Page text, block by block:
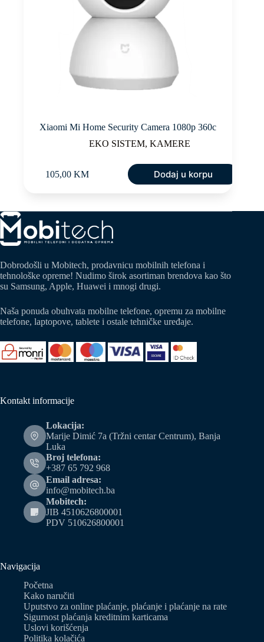
Xiaomi Mi Home Security Camera 1080p 360c
EKO SISTEM,KAMERE
105,00 KM Dodaj u korpu
Dobrodošli u Mobitech, prodavnicu mobilnih telefona i
tehnološke opreme! Nudimo širok asortiman brendova kao što
su Samsung, Apple, Huawei i mnogi drugi.
Naša ponuda obuhvata mobilne telefone, opremu za mobilne
telefone, laptopove, tablete i ostale tehničke uređaje.
Kontakt informacije
Lokacija:
Marije Dimić 7a (Tržni centar Centrum), Banja
Luka
Broj telefona:
+387 65 792 968
Email adresa:
info@mobitech.ba
Mobitech:
JIB 4510626800001
PDV 510626800001
Navigacija
Početna
Kako naručiti
Uputstvo za online plaćanje, plaćanje i plaćanje na rate
Sigurnost plaćanja kreditnim karticama
Uslovi korišćenja
Politika kolačića